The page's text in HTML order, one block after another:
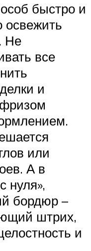
быстро и
освежить
Не
все
и
или
А в
нуля»,
бордюр –
штрих,
и